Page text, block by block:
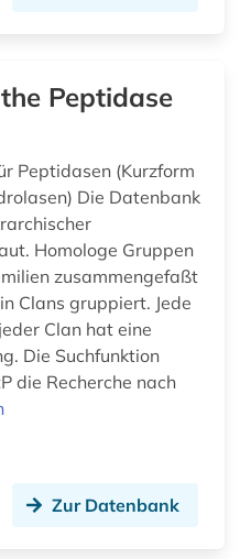
pharmazeutische industrie (4)
pharmazeutische stoffe (3)
pharmazeutischer wirkstoff (1)
philosophie des mittelalters (1)
philosopie in der welt des islam (1)
Peptidase
Peptidasen (Kurzform
Die Datenbank
Homologe Gruppen
zusammengefaßt
Clans gruppiert. Jede
Clan hat eine
Die Suchfunktion
die Recherche nach
Zur Datenbank